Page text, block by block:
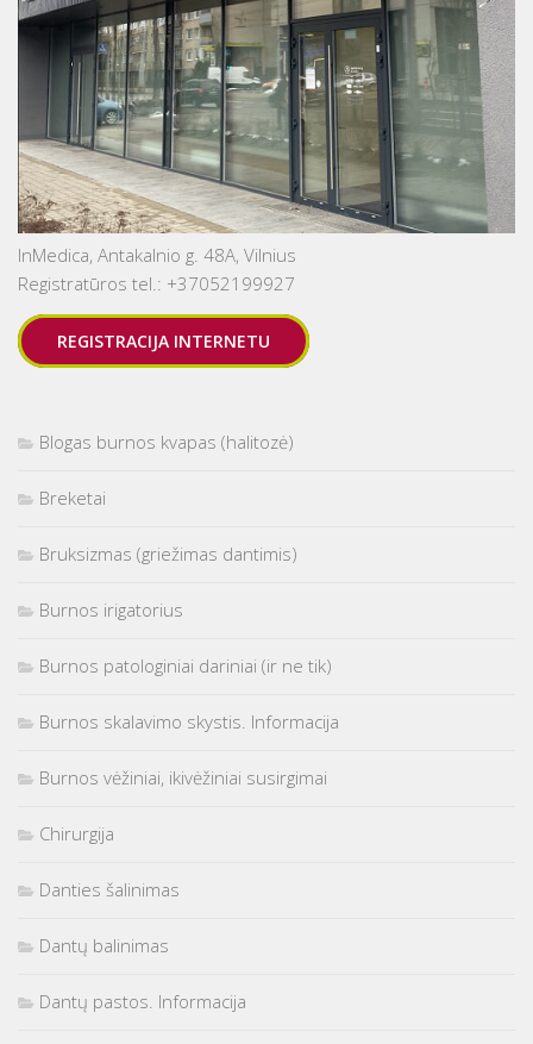
InMedica, Antakalnio g. 48A, Vilnius
Registratūros tel.: +37052199927
REGISTRACIJA INTERNETU
Blogas burnos kvapas (halitozė)
Breketai
Bruksizmas (griežimas dantimis)
Burnos irigatorius
Burnos patologiniai dariniai (ir ne tik)
Burnos skalavimo skystis. Informacija
Burnos vėžiniai, ikivėžiniai susirgimai
Chirurgija
Danties šalinimas
Dantų balinimas
Dantų pastos. Informacija